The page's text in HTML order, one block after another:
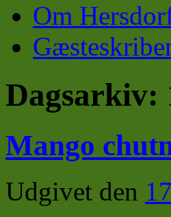
Om
Dagsarkiv:
Mango
Udgivet den